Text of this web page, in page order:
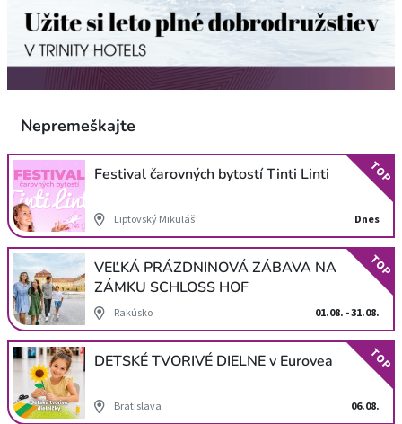
Nepremeškajte
Festival čarovných bytostí Tinti Linti
Liptovský Mikuláš Dnes
TOP
VEĽKÁ PRÁZDNINOVÁ ZÁBAVA NA
ZÁMKU SCHLOSS HOF
Rakúsko 01.08. - 31.08.
TOP
DETSKÉ TVORIVÉ DIELNE v Eurovea
Bratislava 06.08.
TOP